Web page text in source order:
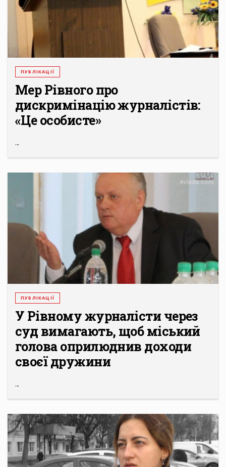
ПУБЛІКАЦІЇ
Мер Рівного про
дискримінацію журналістів:
«Це особисте»
...
ПУБЛІКАЦІЇ
У Рівному журналісти через
суд вимагають, щоб міський
голова оприлюднив доходи
своєї дружини
...